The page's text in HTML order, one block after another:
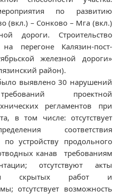
по развитию
(вкл.) – Сонково – Мга (вкл.)
дороги. Строительство
перегоне Калязин-пост-
железной дороги»
район).
выявлено 30 нарушений
проектной
регламентов при
в том числе: отсутствует
соответствия
устройству продольного
канав требованиям
отсутствуют акты
скрытых работ и
отсутствует возможность